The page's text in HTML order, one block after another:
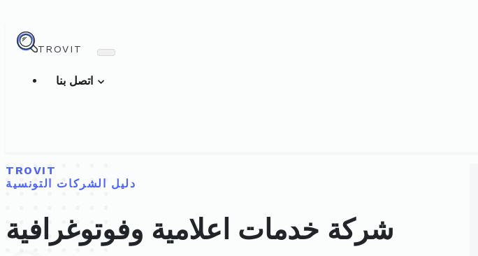
TROVIT
TROVIT
دليل الشركات التونسية
شركة خدمات اعلامية وفوتوغرافية